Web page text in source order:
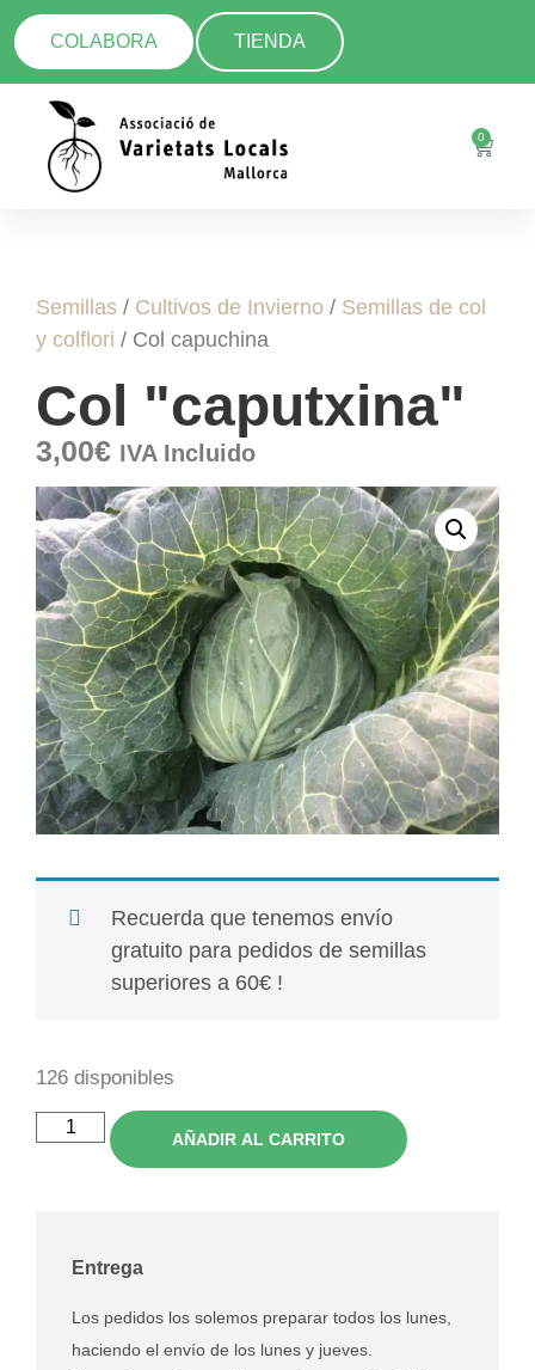
COLABORA TIENDA
0
Semillas / Cultivos de Invierno / Semillas de col
y colflori / Col capuchina
Col "caputxina"
3,00€ IVA Incluido
Recuerda que tenemos envío
gratuito para pedidos de semillas
superiores a 60€ !
126 disponibles
AÑADIR AL CARRITO
Entrega
Los pedidos los solemos preparar todos los lunes,
haciendo el envío de los lunes y jueves.